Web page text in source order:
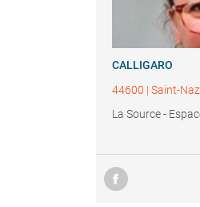
CALLIGARO
44600 | Saint-
La Source -